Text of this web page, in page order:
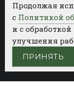
РЕГИОНЫ
Продолжая
с Политикой
и с
улучшения
ПРИНЯТЬ